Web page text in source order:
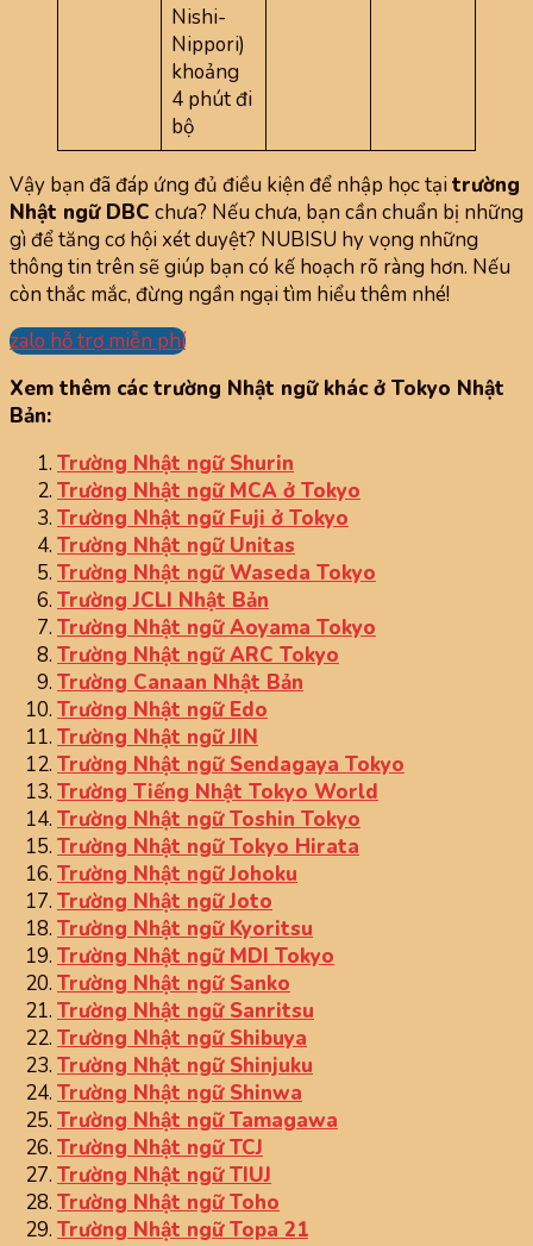
Nishi-
Nippori)
khoảng
4 phút đi
bộ
Vậy bạn đã đáp ứng đủ điều kiện để nhập học tạitrường
Nhật ngữ DBC chưa? Nếu chưa, bạn cần chuẩn bị những
gì để tăng cơ hội xét duyệt? NUBISU hy vọng những
thông tin trên sẽ giúp bạn có kế hoạch rõ ràng hơn. Nếu
còn thắc mắc, đừng ngần ngại tìm hiểu thêm nhé!
zalo hỗ trợ miễn phí
Xem thêm các trường Nhật ngữ khác ở Tokyo Nhật
Bản:
Trường Nhật ngữ Shurin
Trường Nhật ngữ MCA ở Tokyo
Trường Nhật ngữ Fuji ở Tokyo
Trường Nhật ngữ Unitas
Trường Nhật ngữ Waseda Tokyo
Trường JCLI Nhật Bản
Trường Nhật ngữ Aoyama Tokyo
Trường Nhật ngữ ARC Tokyo
Trường Canaan Nhật Bản
Trường Nhật ngữ Edo
Trường Nhật ngữ JIN
Trường Nhật ngữ Sendagaya Tokyo
Trường Tiếng Nhật Tokyo World
Trường Nhật ngữ Toshin Tokyo
Trường Nhật ngữ Tokyo Hirata
Trường Nhật ngữ Johoku
Trường Nhật ngữ Joto
Trường Nhật ngữ Kyoritsu
Trường Nhật ngữ MDI Tokyo
Trường Nhật ngữ Sanko
Trường Nhật ngữ Sanritsu
Trường Nhật ngữ Shibuya
Trường Nhật ngữ Shinjuku
Trường Nhật ngữ Shinwa
Trường Nhật ngữ Tamagawa
Trường Nhật ngữ TCJ
Trường Nhật ngữ TIUJ
Trường Nhật ngữ Toho
Trường Nhật ngữ Topa 21